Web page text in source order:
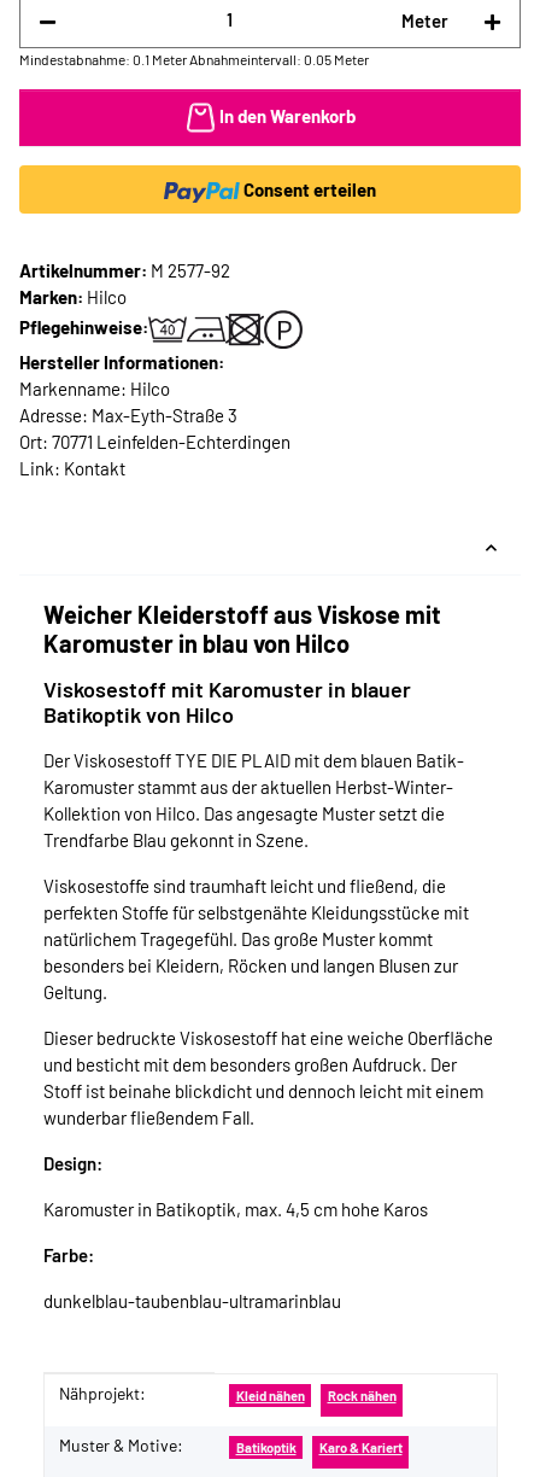
Meter
Mindestabnahme: 0.1 Meter Abnahmeintervall: 0.05 Meter
In den Warenkorb
Consent erteilen
Artikelnummer: M 2577-92
Marken: Hilco
Pflegehinweise:
Hersteller Informationen:
Markenname: Hilco
Adresse: Max-Eyth-Straße 3
Ort: 70771 Leinfelden-Echterdingen
Link: Kontakt
Weicher Kleiderstoff aus Viskose mit
Karomuster in blau von Hilco
Viskosestoff mit Karomuster in blauer
Batikoptik von Hilco
Der Viskosestoff TYE DIE PLAID mit dem blauen Batik-
Karomuster stammt aus der aktuellen Herbst-Winter-
Kollektion von Hilco. Das angesagte Muster setzt die
Trendfarbe Blau gekonnt in Szene.
Viskosestoffe sind traumhaft leicht und fließend, die
perfekten Stoffe für selbstgenähte Kleidungsstücke mit
natürlichem Tragegefühl. Das große Muster kommt
besonders bei Kleidern, Röcken und langen Blusen zur
Geltung.
Dieser bedruckte Viskosestoff hat eine weiche Oberfläche
und besticht mit dem besonders großen Aufdruck. Der
Stoff ist beinahe blickdicht und dennoch leicht mit einem
wunderbar fließendem Fall.
Design:
Karomuster in Batikoptik, max. 4,5 cm hohe Karos
Farbe:
dunkelblau-taubenblau-ultramarinblau
Produkteigenschaft
Wert
Nähprojekt: Kleid nähen Rock nähen
Muster & Motive: Batikoptik Karo & Kariert